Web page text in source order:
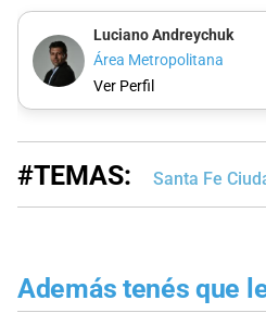
Luciano Andreychuk
Área Metropolitana
Ver Perfil
#TEMAS: Santa Fe
Además tenés que